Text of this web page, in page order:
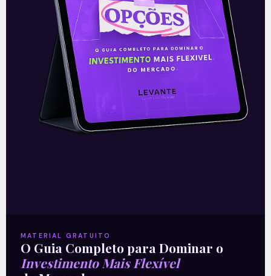
primeira mão.
Leia também: BRF (BRFS3) – Resultado do
primeiro trimestre de 2020
Acompanhe nossas Redes Sociais!
MATERIAL GRATUITO
O Guia Completo para Dominar o
Investimento Mais Flexível